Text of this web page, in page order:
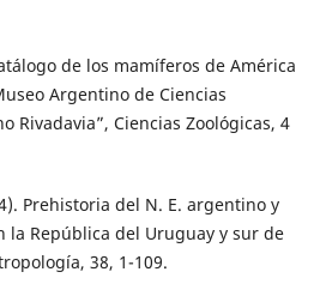
de los mamíferos de América
Argentino de Ciencias
Rivadavia”, Ciencias Zoológicas, 4
Prehistoria del N. E. argentino y
la República del Uruguay y sur de
38, 1-109.